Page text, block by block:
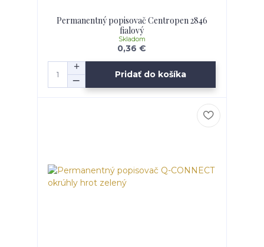
Permanentný popisovač Centropen 2846
fialový
0,36 €
Skladom
Pridať do košíka